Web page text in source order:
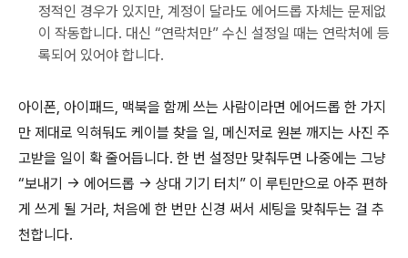
정적인 경우가 있지만, 계정이 달라도 에어드롭 자체는 문제없
이 작동합니다. 대신 “연락처만” 수신 설정일 때는 연락처에 등
록되어 있어야 합니다.
아이폰, 아이패드, 맥북을 함께 쓰는 사람이라면 에어드롭 한 가지
만 제대로 익혀둬도 케이블 찾을 일, 메신저로 원본 깨지는 사진 주
고받을 일이 확 줄어듭니다. 한 번 설정만 맞춰두면 나중에는 그냥
“보내기 → 에어드롭 → 상대 기기 터치” 이 루틴만으로 아주 편하
게 쓰게 될 거라, 처음에 한 번만 신경 써서 세팅을 맞춰두는 걸 추
천합니다.